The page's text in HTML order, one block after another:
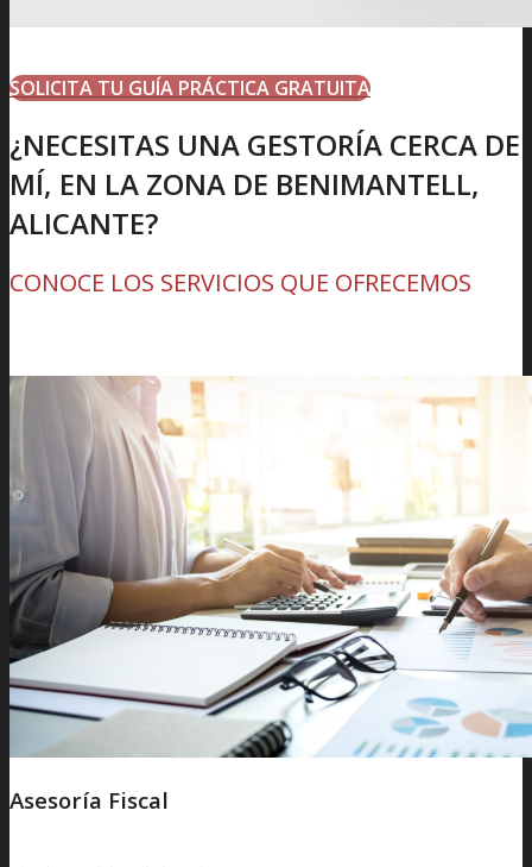
SOLICITA TU GUÍA PRÁCTICA GRATUITA
¿NECESITAS UNA GESTORÍA CERCA DE
MÍ, EN LA ZONA DE BENIMANTELL,
ALICANTE?
CONOCE LOS SERVICIOS QUE OFRECEMOS
Asesoría Fiscal